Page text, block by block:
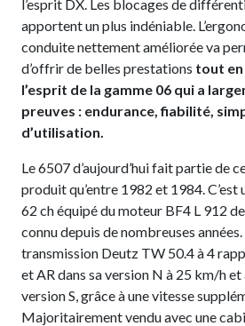
l’esprit DX. Les blocages de
apportent un plus indéniable.
conduite nettement améliorée va
d’offrir de belles prestations tout
l’esprit de la gamme 06 qui a
preuves : endurance, fiabilité,
d’utilisation.
Le 6507 d’aujourd’hui fait partie de
produit qu’entre 1982 et 1984.
62 ch équipé du moteur BF4 L 912
connu depuis de nombreuses
transmission Deutz TW 50.4 à 4
et AR dans sa version N à 25 km/h
version S, grâce à une vitesse
Majoritairement vendu avec une